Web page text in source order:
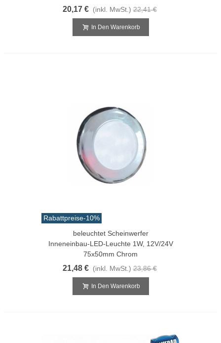
20,17 € (inkl. MwSt.) 22,41 €
In Den Warenkorb
Rabattpreise-10%
beleuchtet Scheinwerfer
Inneneinbau-LED-Leuchte 1W, 12V/24V
75x50mm Chrom
21,48 € (inkl. MwSt.) 23,86 €
In Den Warenkorb